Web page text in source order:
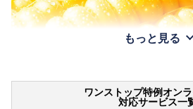
もっと見る
ワンストップ特例オン
対応サービス一